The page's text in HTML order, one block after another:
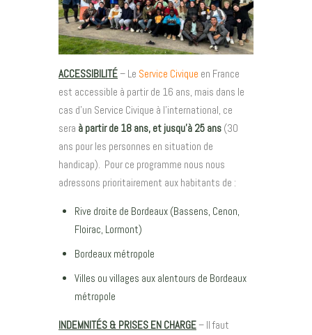
ACCESSIBILITÉ– Le Service Civique en France
est accessible à partir de 16 ans, mais dans le
cas d’un Service Civique à l’international, ce
sera à partir de 18 ans, et jusqu’à 25 ans (30
ans pour les personnes en situation de
handicap). Pour ce programme nous nous
adressons prioritairement aux habitants de :
Rive droite de Bordeaux (Bassens Cenon
Floirac Lormont)
Bordeaux métropole
Villes ou villages aux alentours de Bordeaux
métropole
INDEMNITÉS & PRISES EN CHARGE– Il faut